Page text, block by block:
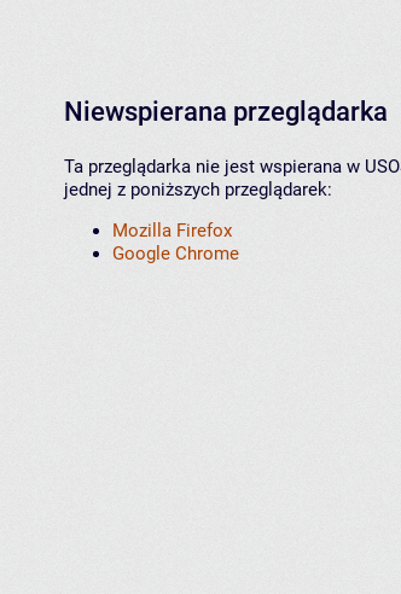
Niewspierana przeglądarka
Ta przeglądarka nie jest wspierana w
jednej z poniższych przeglądarek:
Mozilla Firefox
Google Chrome